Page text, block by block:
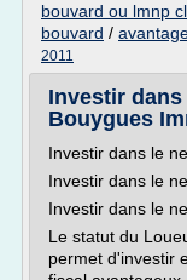
bouvard ou lmnp
bouvard /
2011
Investir dans
Bouygues
Investir dans le
Investir dans le
Investir dans le
Le statut du
permet d'investir